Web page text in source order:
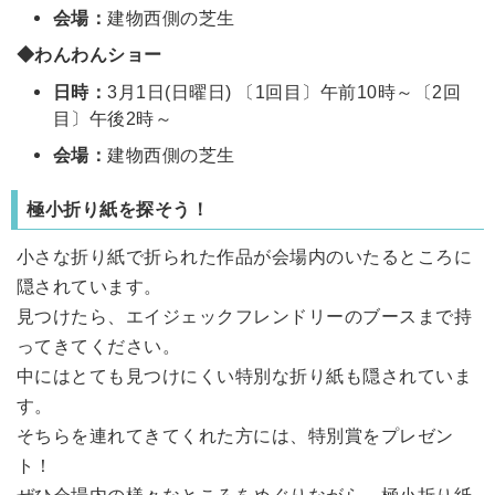
会場：建物西側の芝生
◆わんわんショー
日時：3月1日(日曜日) 〔1回目〕午前10時～〔2回
目〕午後2時～
会場：建物西側の芝生
極小折り紙を探そう！
小さな折り紙で折られた作品が会場内のいたるところに
隠されています。
見つけたら、エイジェックフレンドリーのブースまで持
ってきてください。
中にはとても見つけにくい特別な折り紙も隠されていま
す。
そちらを連れてきてくれた方には、特別賞をプレゼン
ト！